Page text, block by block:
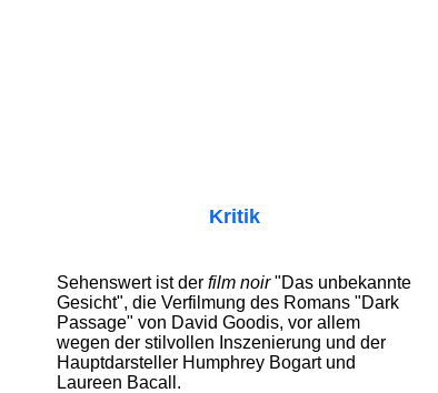
Kritik
Sehenswert ist der film noir"Das unbekannte
Gesicht", die Verfilmung des Romans "Dark
Passage" von David Goodis, vor allem
wegen der stilvollen Inszenierung und der
Hauptdarsteller Humphrey Bogart und
Laureen Bacall.